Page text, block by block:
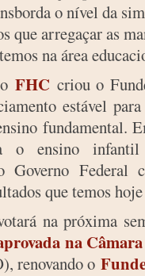
o nível da
que arregaçar as
na área
FHC criou o
estável
fundamental.
o ensino
Governo
que temos
na próxima
na Câmara
renovando o